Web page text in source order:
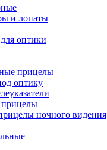
и лопаты
оптики
прицелы
оптику
ночного видения